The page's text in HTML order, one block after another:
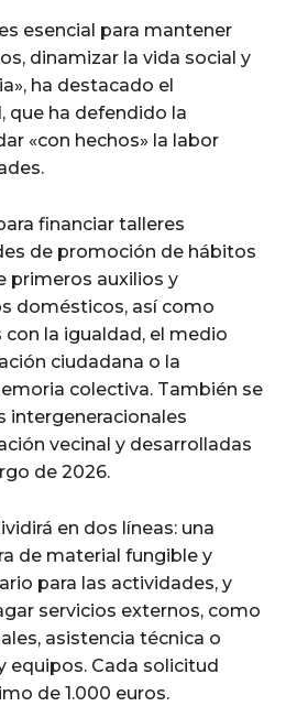
esencial para mantener
dinamizar la vida social y
ha destacado el
que ha defendido la
«con hechos» la labor
financiar talleres
de promoción de hábitos
primeros auxilios y
domésticos, así como
la igualdad, el medio
ciudadana o la
colectiva. También se
intergeneracionales
vecinal y desarrolladas
de 2026.
en dos líneas: una
de material fungible y
para las actividades, y
servicios externos, como
asistencia técnica o
equipos. Cada solicitud
de 1.000 euros.